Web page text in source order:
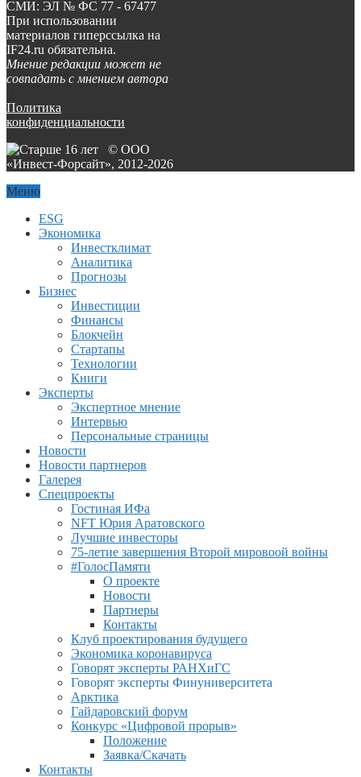
СМИ: ЭЛ № ФС 77 - 67477
При использовании
материалов гиперссылка на
IF24.ru обязательна.
Мнение редакции может не
совпадать с мнением автора
Политика
конфиденциальности
© ООО
«Инвест-Форсайт», 2012-2026
Меню
ESG
Экономика
Инвестклимат
Аналитика
Прогнозы
Бизнес
Инвестиции
Финансы
Блокчейн
Стартапы
Технологии
Книги
Эксперты
Экспертное мнение
Интервью
Персональные страницы
Новости
Новости партнеров
Галерея
Спецпроекты
Гостиная ИФа
NFT Юрия Аратовского
Лучшие инвесторы
75-летие завершения Второй мировоой войны
#ГолосПамяти
О проекте
Новости
Партнеры
Контакты
Клуб проектирования будущего
Экономика коронавируса
Говорят эксперты РАНХиГС
Говорят эксперты Финуниверситета
Арктика
Гайдаровский форум
Конкурс «Цифровой прорыв»
Положение
Заявка/Скачать
Контакты